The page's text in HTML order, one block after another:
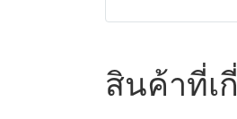
สินค้าที่เ